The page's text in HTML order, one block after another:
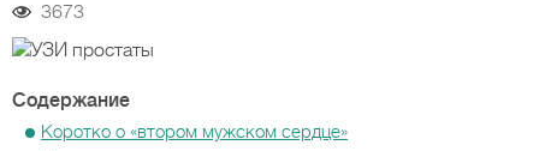
3673
Содержание
Коротко о «втором мужском сердце»